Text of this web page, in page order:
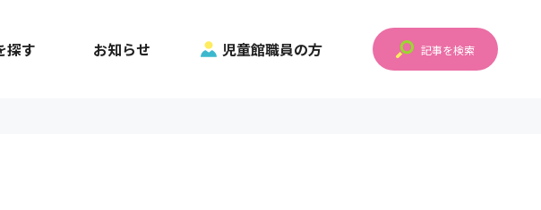
探す お知らせ 児童館職員の方 記事を検索